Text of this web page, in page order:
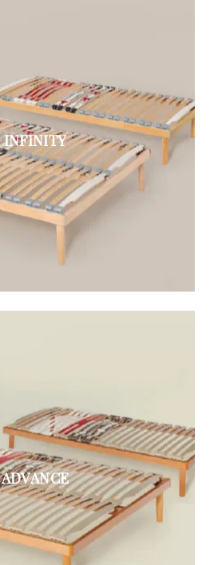
INFINITY
ADVANCE